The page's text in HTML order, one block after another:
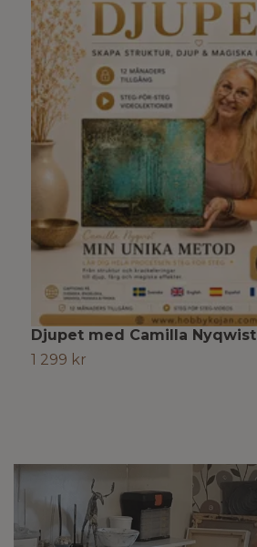
Djupet med Camilla Nyqwist
1 299 kr